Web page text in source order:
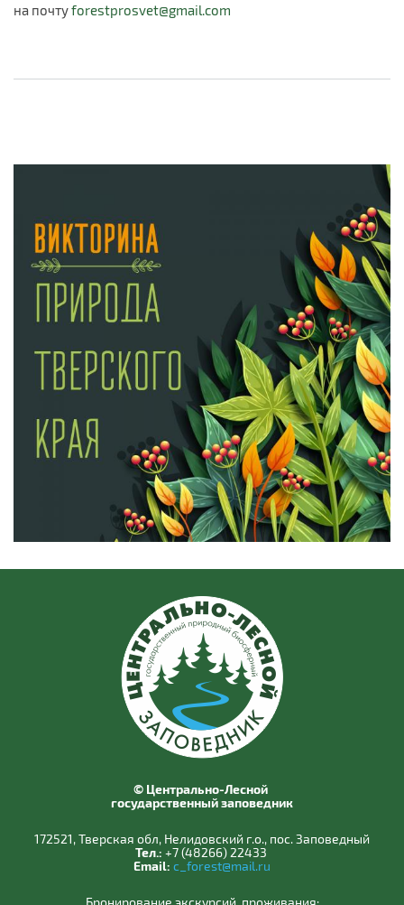
на почтуforestprosvet@gmail.com
© Центрально-Лесной
государственный заповедник
172521, Тверская обл, Нелидовский г.о., пос. Заповедный
Тел.: +7 (48266) 22433
Email: c_forest@mail.ru
Бронирование экскурсий, проживания: